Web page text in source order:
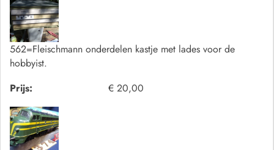
562=Fleischmann onderdelen kastje met lades voor de
hobbyist.
Prijs:
€ 20,00